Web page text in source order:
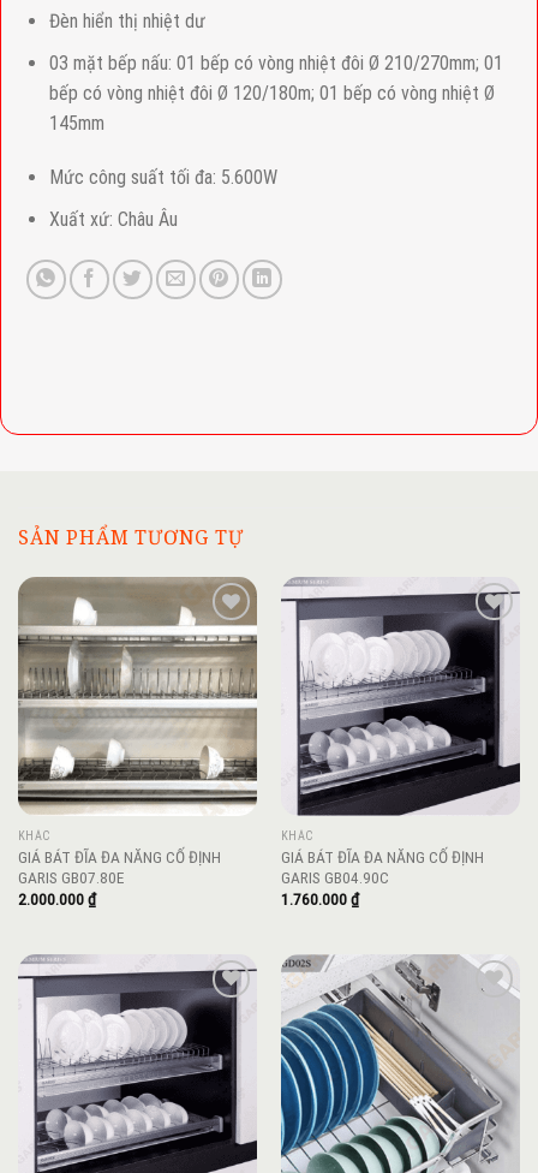
Đèn hiển thị nhiệt dư
03 mặt bếp nấu: 01 bếp có vòng nhiệt đôi Ø 210/270mm; 01
bếp có vòng nhiệt đôi Ø 120/180m; 01 bếp có vòng nhiệt Ø
145mm
Mức công suất tối đa: 5.600W
Xuất xứ: Châu Âu
SẢN PHẨM TƯƠNG TỰ
Add to
wishlist
KHÁC
GIÁ BÁT ĐĨA ĐA NĂNG CỐ ĐỊNH
GARIS GB07.80E
2.000.000₫
KHÁC
GIÁ BÁT ĐĨA ĐA NĂNG CỐ ĐỊNH
GARIS GB04.90C
1.760.000₫